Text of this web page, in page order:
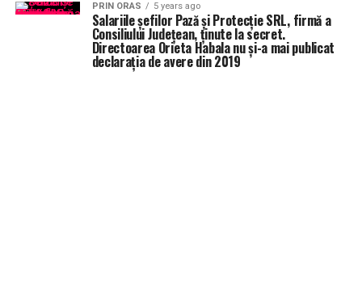
PRIN ORAS 5 years ago
Salariile șefilor Pază și Protecție SRL, firmă a
Consiliului Județean, ținute la secret.
Directoarea Orieta Habala nu și-a mai publicat
declarația de avere din 2019